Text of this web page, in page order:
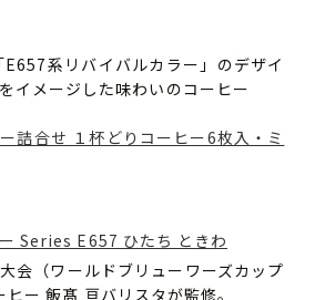
E657系リバイバルカラー」のデザイ
イメージした味わいのコーヒー
詰合せ １杯どりコーヒー6枚入・ミ
Series E657 ひたち ときわ
会（ワールドブリューワーズカップ
ー 飯髙 亘バリスタが監修。